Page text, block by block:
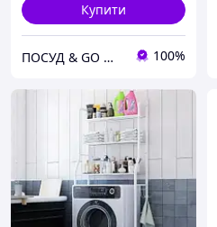
Купити
ПОСУД & GO МАРКЕТ 100%